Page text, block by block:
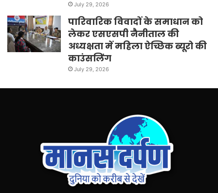
July 29, 2026
पारिवारिक विवादों के समाधान को
लेकर एसएसपी नैनीताल की
अध्यक्षता में महिला ऐच्छिक ब्यूरो की
काउंसलिंग
July 29, 2026